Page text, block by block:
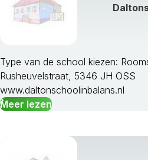
Type van de school kiezen:
Rusheuvelstraat, 5346 JH OSS
www.daltonschoolinbalans.nl
Meer lezen